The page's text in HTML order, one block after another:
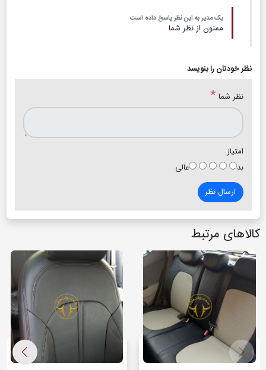
یک مدیر به این نظر پاسخ داده است
ممنون از نظر شما
نظر خودتان را بنویسد
نظر شما *
امتیاز
بد
عالی
ارسال نظر
کالاهای مرتبط